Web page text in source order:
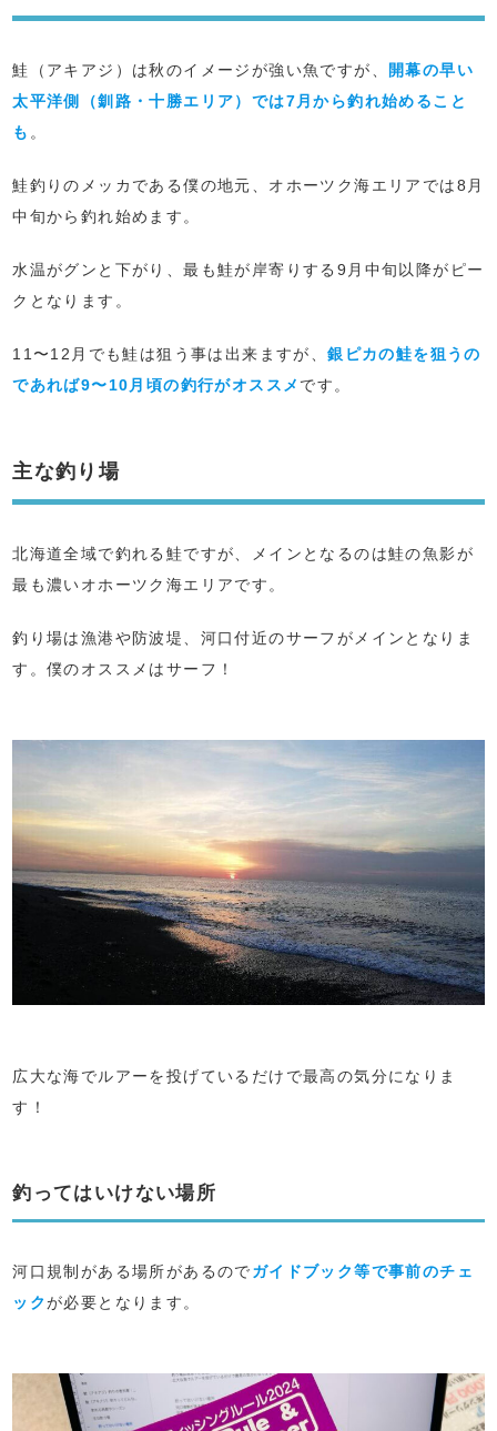
鮭（アキアジ）は秋のイメージが強い魚ですが、
開幕の早い
太平洋側（釧路・十勝エリア）では7月から釣れ始めること
も 。
鮭釣りのメッカである僕の地元、オホーツク海エリアでは8月
中旬から釣れ始めます。
水温がグンと下がり、最も鮭が岸寄りする9月中旬以降がピー
クとなります。
11〜12月でも鮭は狙う事は出来ますが、銀ピカの鮭を狙うの
であれば9〜10月頃の釣行がオススメ です。
主な釣り場
北海道全域で釣れる鮭ですが、メインとなるのは鮭の魚影が
最も濃いオホーツク海エリアです。
釣り場は漁港や防波堤、河口付近のサーフがメインとなりま
す。僕のオススメはサーフ！
広大な海でルアーを投げているだけで最高の気分になりま
す！
釣ってはいけない場所
河口規制がある場所があるのでガイドブック等で事前のチェ
ックが必要となります。